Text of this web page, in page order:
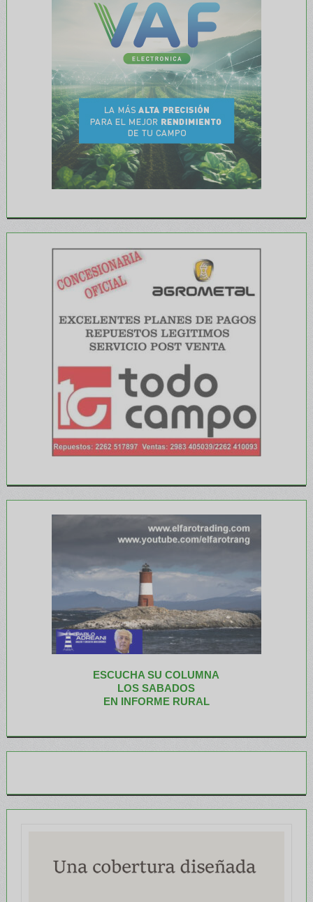
ESCUCHA SU COLUMNA
LOS SABADOS
EN INFORME RURAL